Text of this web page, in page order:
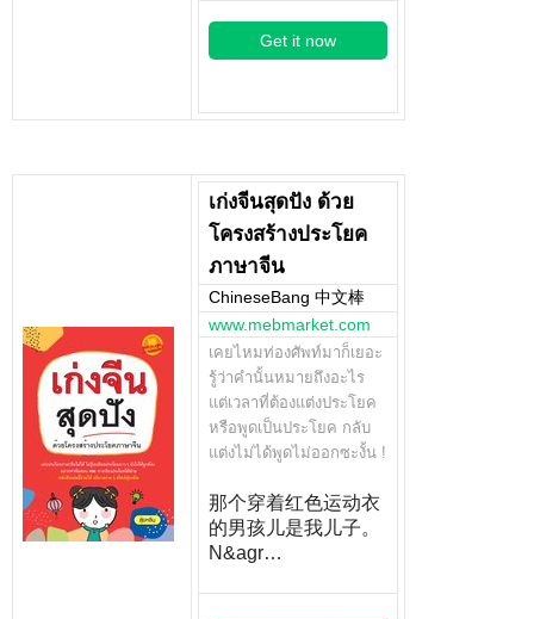
Get it now
เก่งจีนสุดปัง ด้วย
โครงสร้างประโยค
ภาษาจีน
ChineseBang 中文棒
www.mebmarket.com
เคยไหมท่องศัพท์มาก็เยอะ
รู้ว่าคำนั้นหมายถึงอะไร
แต่เวลาที่ต้องแต่งประโยค
หรือพูดเป็นประโยค กลับ
แต่งไม่ได้พูดไม่ออกซะงั้น !
那个穿着红色运动衣
的男孩儿是我儿子。
N&agr…